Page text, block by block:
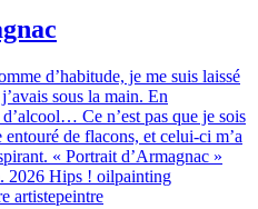
d’habitude, je me suis laissé
sous la main. En
Ce n’est pas que je sois
de flacons, et celui-ci m’a
« Portrait d’Armagnac »
2026 Hips ! oilpainting
artistepeintre